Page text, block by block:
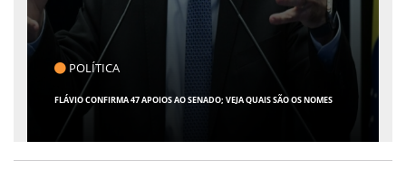
POLÍTICA
FLÁVIO CONFIRMA 47 APOIOS AO SENADO; VEJA QUAIS SÃO OS NOMES